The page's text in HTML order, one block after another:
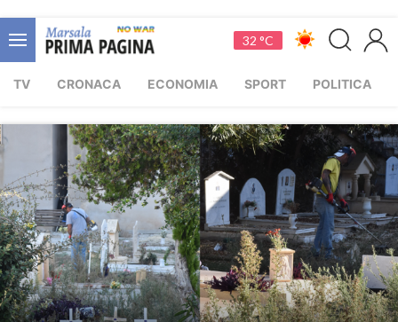
32 °C
TV CRONACA ECONOMIA SPORT POLITICA